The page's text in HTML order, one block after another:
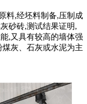
料,经坯料制备,压制成
砂砖,测试结果证明,
,又具有较高的墙体强
灰、石灰或水泥为主